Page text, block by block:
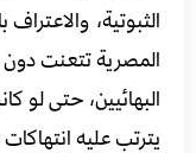
الثبوتية،
المصرية تتعنت
البهائيين، حتى لو
يترتب عليه